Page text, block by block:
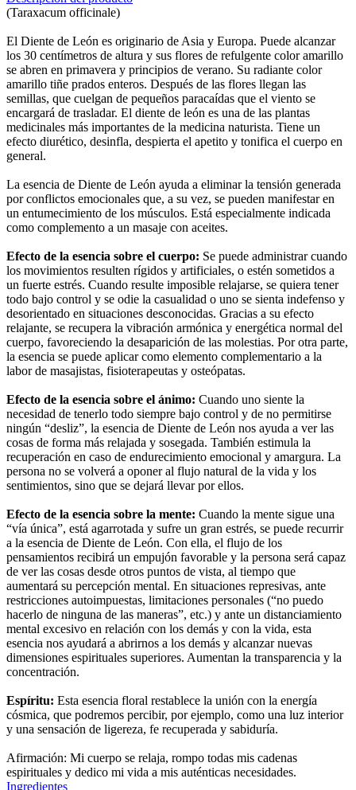
(Taraxacum officinale)
El Diente de León es originario de Asia y Europa. Puede alcanzar
los 30 centímetros de altura y sus flores de refulgente color amarillo
se abren en primavera y principios de verano. Su radiante color
amarillo tiñe prados enteros. Después de las flores llegan las
semillas, que cuelgan de pequeños paracaídas que el viento se
encargará de trasladar. El diente de león es una de las plantas
medicinales más importantes de la medicina naturista. Tiene un
efecto diurético, desinfla, despierta el apetito y tonifica el cuerpo en
general.
La esencia de Diente de León ayuda a eliminar la tensión generada
por conflictos emocionales que, a su vez, se pueden manifestar en
un entumecimiento de los músculos. Está especialmente indicada
como complemento a un masaje con aceites.
Efecto de la esencia sobre el cuerpo: Se puede administrar cuando
los movimientos resulten rígidos y artificiales, o estén sometidos a
un fuerte estrés. Cuando resulte imposible relajarse, se quiera tener
todo bajo control y se odie la casualidad o uno se sienta indefenso y
desorientado en situaciones desconocidas. Gracias a su efecto
relajante, se recupera la vibración armónica y energética normal del
cuerpo, favoreciendo la desaparición de las molestias. Por otra parte,
la esencia se puede aplicar como elemento complementario a la
labor de masajistas, fisioterapeutas y osteópatas.
Efecto de la esencia sobre el ánimo: Cuando uno siente la
necesidad de tenerlo todo siempre bajo control y de no permitirse
ningún “desliz”, la esencia de Diente de León nos ayuda a ver las
cosas de forma más relajada y sosegada. También estimula la
recuperación en caso de endurecimiento emocional y amargura. La
persona no se volverá a oponer al flujo natural de la vida y los
sentimientos, sino que se dejará llevar por ellos.
Efecto de la esencia sobre la mente: Cuando la mente sigue una
“vía única”, está agarrotada y sufre un gran estrés, se puede recurrir
a la esencia de Diente de León. Con ella, el flujo de los
pensamientos recibirá un empujón favorable y la persona será capaz
de ver las cosas desde otros puntos de vista, al tiempo que
aumentará su percepción mental. En situaciones represivas, ante
restricciones autoimpuestas, limitaciones personales (“no puedo
hacerlo de ninguna de las maneras”, etc.) y ante un distanciamiento
mental excesivo en relación con los demás y con la vida, esta
esencia nos ayudará a abrirnos a los demás y alcanzar nuevas
dimensiones espirituales superiores. Aumentan la transparencia y la
concentración.
Espíritu: Esta esencia floral restablece la unión con la energía
cósmica, que podremos percibir, por ejemplo, como una luz interior
y una sensación de ligereza, fe recuperada y sabiduría.
Afirmación: Mi cuerpo se relaja, rompo todas mis cadenas
espirituales y dedico mi vida a mis auténticas necesidades.
Ingredientes